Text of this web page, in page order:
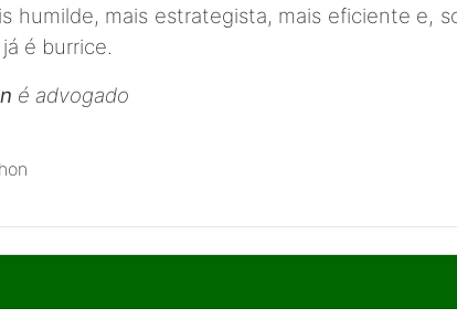
humilde, mais estrategista, mais eficiente e,
é burrice.
é advogado